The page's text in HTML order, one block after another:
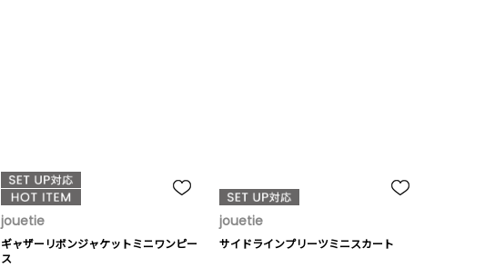
jouetie
ギャザーリボンジャケットミニワンピー
ス
jouetie
サイドラインプリーツミニスカート